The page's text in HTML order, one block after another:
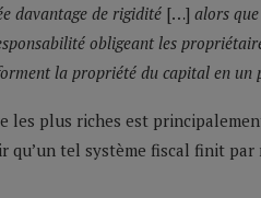
davantage de rigidité […] alors
obligeant les
la propriété du capital en un
les plus riches est
tel système fiscal finit par